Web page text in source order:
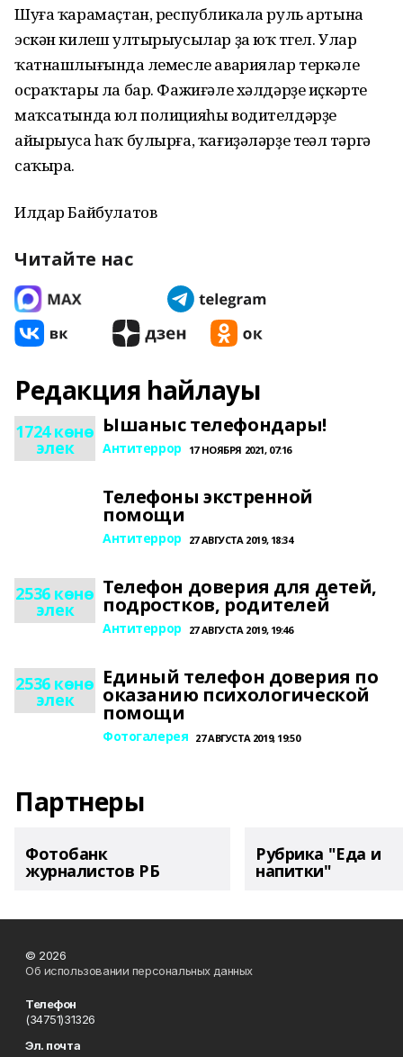
Шуға ҡарамаҫтан, республикала руль артына
эскән килеш ултырыусылар ҙа юҡ түгел. Улар
ҡатнашлығында үлемесле авариялар теркәлеү
осраҡтары ла бар. Фажиғәле хәлдәрҙе иҫкәртеү
маҡсатында юл полицияһы водителдәрҙе
айырыуса һаҡ булырға, ҡағиҙәләрҙе теүәл үтәргә
саҡыра.
Илдар Байбулатов
Читайте нас
Редакция һайлауы
1724 көнө
элек
Ышаныс телефондары!
Антитеррор 17 НОЯБРЯ 2021, 07:16
Телефоны экстренной
помощи
Антитеррор 27 АВГУСТА 2019, 18:34
2536 көнө
элек
Телефон доверия для детей,
подростков, родителей
Антитеррор 27 АВГУСТА 2019, 19:46
2536 көнө
элек
Единый телефон доверия по
оказанию психологической
помощи
Фотогалерея 27 АВГУСТА 2019, 19:50
Партнеры
Фотобанк
журналистов РБ
Рубрика "Еда и
напитки"
© 2026
Об использовании персональных данных
Телефон
(34751)31326
Эл. почта